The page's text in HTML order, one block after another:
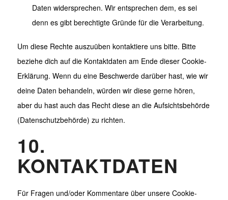
Daten widersprechen. Wir entsprechen dem, es sei
denn es gibt berechtigte Gründe für die Verarbeitung.
Um diese Rechte auszuüben kontaktiere uns bitte. Bitte
beziehe dich auf die Kontaktdaten am Ende dieser Cookie-
Erklärung. Wenn du eine Beschwerde darüber hast, wie wir
deine Daten behandeln, würden wir diese gerne hören,
aber du hast auch das Recht diese an die Aufsichtsbehörde
(Datenschutzbehörde) zu richten.
10.
KONTAKTDATEN
Für Fragen und/oder Kommentare über unsere Cookie-